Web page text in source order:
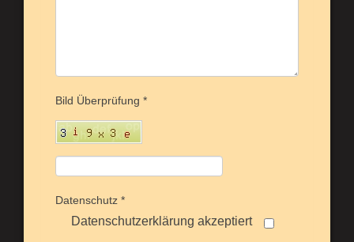
Bild Überprüfung *
Datenschutz *
Datenschutzerklärung akzeptiert